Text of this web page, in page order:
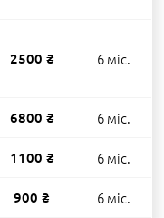
2500 ₴ 6 міс.
6800 ₴ 6 міс.
1100 ₴ 6 міс.
900 ₴ 6 міс.